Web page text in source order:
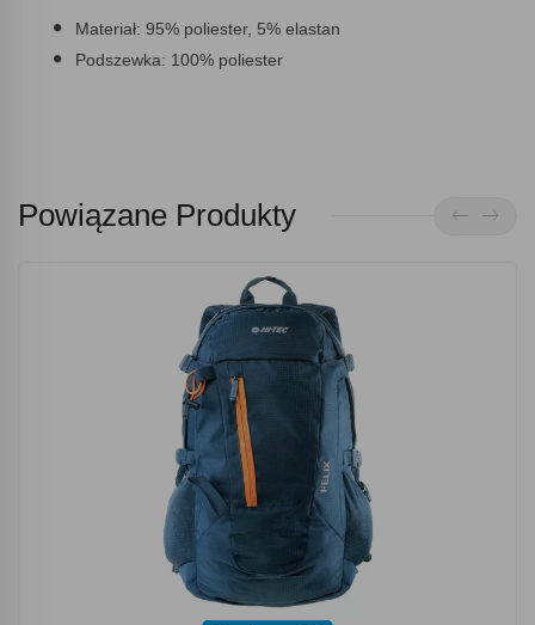
Materiał: 95% poliester, 5% elastan
Podszewka: 100% poliester
Powiązane Produkty